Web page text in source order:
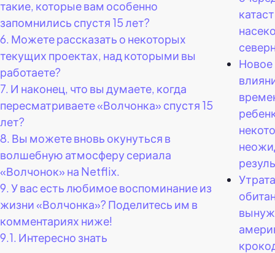
такие, которые вам особенно
запомнились спустя 15 лет?
6. Можете рассказать о некоторых
текущих проектах, над которыми вы
работаете?
7. И наконец, что вы думаете, когда
пересматриваете «Волчонка» спустя 15
лет?
8. Вы можете вновь окунуться в
волшебную атмосферу сериала
«Волчонок» на Netflix.
9. У вас есть любимое воспоминание из
жизни «Волчонка»? Поделитесь им в
комментариях ниже!
9.1. Интересно знать
Новое